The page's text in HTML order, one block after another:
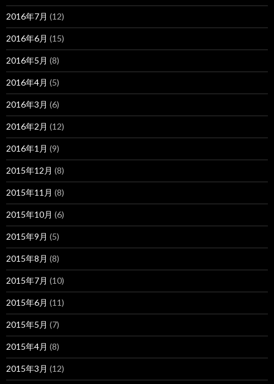
2016年7月 (12)
2016年6月 (15)
2016年5月 (8)
2016年4月 (5)
2016年3月 (6)
2016年2月 (12)
2016年1月 (9)
2015年12月 (8)
2015年11月 (8)
2015年10月 (6)
2015年9月 (5)
2015年8月 (8)
2015年7月 (10)
2015年6月 (11)
2015年5月 (7)
2015年4月 (8)
2015年3月 (12)